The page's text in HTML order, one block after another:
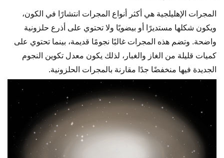
المجرات الإهليلجية هي أكثر أنواع المجرات انتشارًا في الكون،
ويكون شكلها مستديرًا أو بيضويًا ولا تحتوي على أذرع حلزونية
واضحة. وتضم هذه المجرات غالبًا نجومًا قديمة، بينما تحتوي على
كميات قليلة من الغاز والغبار، لذلك يكون معدل تكوين النجوم
الجديدة فيها منخفضًا جدًا مقارنة بالمجرات الحلزونية.